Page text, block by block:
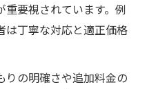
要視されています。例
は丁寧な対応と適正価格
りの明確さや追加料金の